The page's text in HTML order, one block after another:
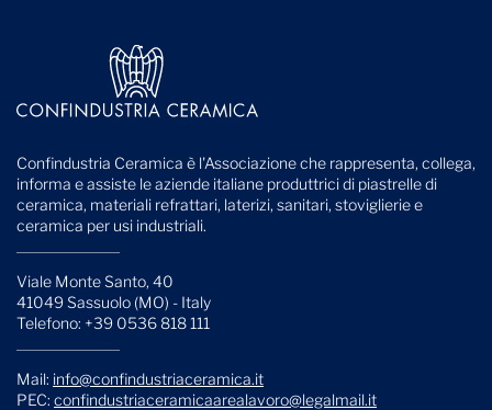
Confindustria Ceramica è l'Associazione che rappresenta, collega,
informa e assiste le aziende italiane produttrici di piastrelle di
ceramica, materiali refrattari, laterizi, sanitari, stoviglierie e
ceramica per usi industriali.
Viale Monte Santo, 40
41049 Sassuolo (MO) - Italy
Telefono: +39 0536 818 111
Mail: info@confindustriaceramica.it
PEC: confindustriaceramicaarealavoro@legalmail.it